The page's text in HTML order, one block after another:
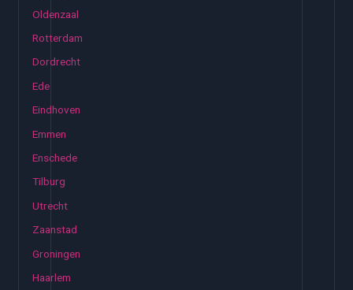
Oldenzaal
Rotterdam
Dordrecht
Ede
Eindhoven
Emmen
Enschede
Tilburg
Utrecht
Zaanstad
Groningen
Haarlem